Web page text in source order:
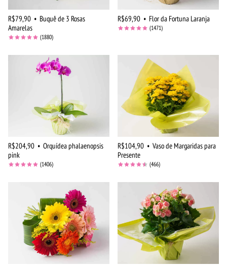
R$79,90 • Buquê de 3 Rosas
Amarelas
(1880)
R$69,90 • Flor da Fortuna Laranja
(1471)
R$204,90 • Orquídea phalaenopsis
pink
(1406)
R$104,90 • Vaso de Margaridas para
Presente
(466)